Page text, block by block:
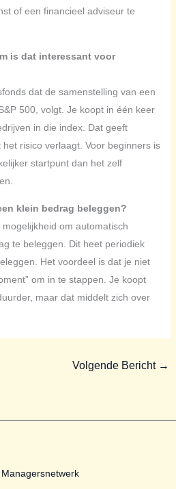
of een financieel adviseur te
is dat interessant voor
dat de samenstelling van een
500, volgt. Je koopt in één keer
in die index. Dat geeft
risico verlaagt. Voor beginners is
startpunt dan het zelf
klein bedrag beleggen?
om automatisch
te beleggen. Dit heet periodiek
Het voordeel is dat je niet
om in te stappen. Je koopt
maar dat middelt zich over
Volgende Bericht →